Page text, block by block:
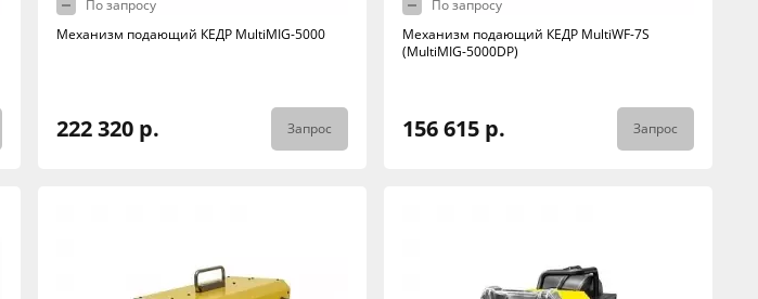
По запросу
Механизм подающий КЕДР MultiMIG-5000
222 320 р. Запрос
По запросу
Механизм подающий КЕДР MultiWF-7S
(MultiMIG-5000DP)
156 615 р. Запрос